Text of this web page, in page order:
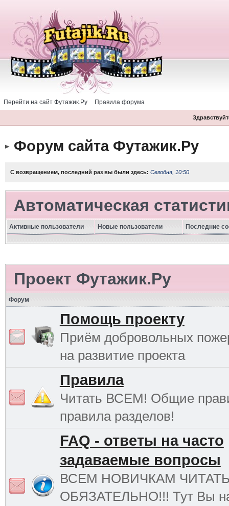
Перейти на сайт Футажик.Ру Правила форума
Форум сайта Футажик.Ру
С возвращением, последний раз вы были здесь: Сегодня, 10:50
Автоматическая
Активные пользователи Новые пользователи Последние
Проект Футажик.Ру
Форум
Помощь проекту
Приём добровольных
на развитие проекта
Правила
Читать ВСЕМ! Общие
правила разделов!
FAQ - ответы на часто
задаваемые вопросы
ВСЕМ НОВИЧКАМ
ОБЯЗАТЕЛЬНО!!! Тут Вы